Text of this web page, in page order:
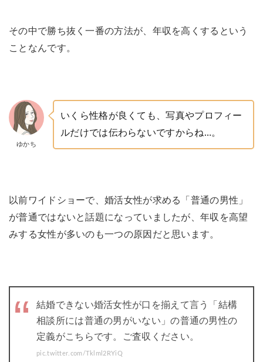
その中で勝ち抜く一番の方法が、年収を高くするという
ことなんです。
ゆかち
いくら性格が良くても、写真やプロフィー
ルだけでは伝わらないですからね…。
以前ワイドショーで、婚活女性が求める「普通の男性」
が普通ではないと話題になっていましたが、年収を高望
みする女性が多いのも一つの原因だと思います。
結婚できない婚活女性が口を揃えて言う「結構
相談所には普通の男がいない」の普通の男性の
定義がこちらです。ご査収ください。
pic.twitter.com/Tklml2RYiQ